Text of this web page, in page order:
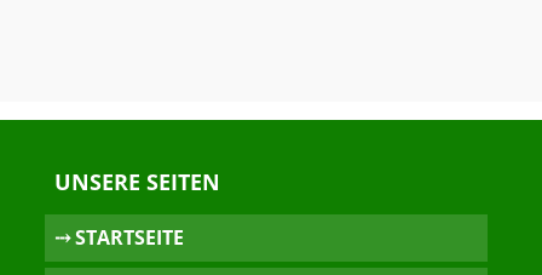
UNSERE SEITEN
⤏ STARTSEITE